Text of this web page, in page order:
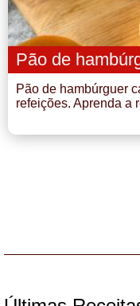
Pão de
Pão de hambúrguer
refeições. Aprenda a